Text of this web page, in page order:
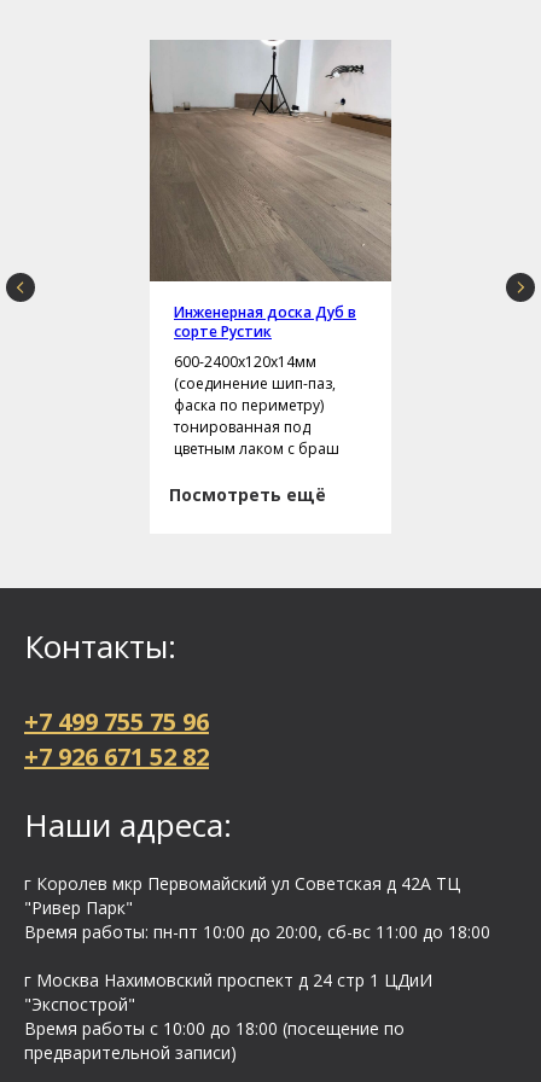
Инженерная доска Дуб в
сорте Рустик
600-2400х120х14мм
(соединение шип-паз,
фаска по периметру)
тонированная под
цветным лаком с браш
Посмотреть ещё
Контакты:
+7 499 755 75 96
+7 926 671 52 82
Наши адреса:
г Королев мкр Первомайский ул Cоветская д 42А ТЦ
"Ривер Парк"
Время работы: пн-пт 10:00 до 20:00, сб-вс 11:00 до 18:00
г Москва Нахимовский проспект д 24 стр 1 ЦДиИ
"Экспострой"
Время работы с 10:00 до 18:00 (посещение по
предварительной записи)